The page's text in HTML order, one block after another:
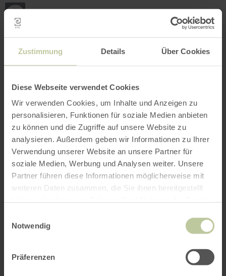
Zustimmung Details Über Cookies
Diese Webseite verwendet Cookies
Wir verwenden Cookies, um Inhalte und Anzeigen zu
personalisieren, Funktionen für soziale Medien anbieten
zu können und die Zugriffe auf unsere Website zu
analysieren. Außerdem geben wir Informationen zu Ihrer
Verwendung unserer Website an unsere Partner für
soziale Medien, Werbung und Analysen weiter. Unsere
Partner führen diese Informationen möglicherweise mit
weiteren Daten zusammen, die Sie ihnen bereitgestellt
Notwendig
Präferenzen
INTERAKTIVE KARTE
Filter öffnen